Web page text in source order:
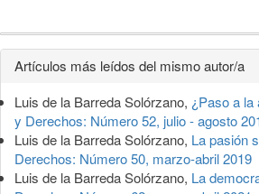
Detalles
del
artículo
Artículos más leídos del mismo autor/a
Luis de la Barreda Solórzano, ¿Paso a la
y Derechos: Número 52, julio - agosto
Luis de la Barreda Solórzano, La pasión
Derechos: Número 50, marzo-abril 2019
Luis de la Barreda Solórzano, La